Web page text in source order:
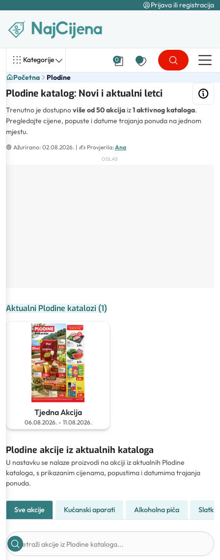
Prijava ili registracija
Kategorije 0
Početna Plodine
Plodine katalog: Novi i aktualni letci
Trenutno je dostupnoviše od 50 akcija iz1 aktivnog kataloga.
Pregledajte cijene, popuste i datume trajanja ponuda na jednom
mjestu.
🟢 Ažurirano: 02.08.2026. | ✍️ Provjerila:Ana
OGLAS
Aktualni Plodine katalozi (1)
Tjedna Akcija
06.08.2026. - 11.08.2026.
Plodine akcije iz aktualnih kataloga
U nastavku se nalaze proizvodi na akciji iz aktualnih Plodine
kataloga, s prikazanim cijenama, popustima i datumima trajanja
ponuda.
Sve akcije Kućanski aparati Alkoholna pića